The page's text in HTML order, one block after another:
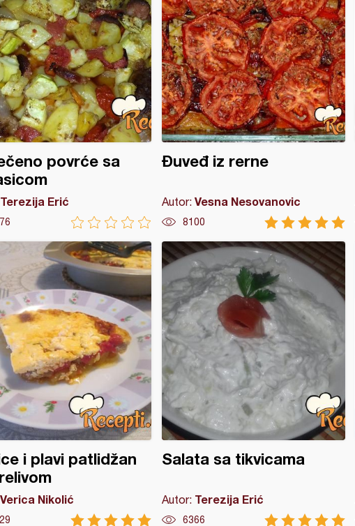
povrće sa
Terezija Erić
Đuveđ iz rerne
Autor: Vesna Nesovanovic
8100
i plavi patlidžan
Verica Nikolić
Salata sa tikvicama
Autor: Terezija Erić
6366